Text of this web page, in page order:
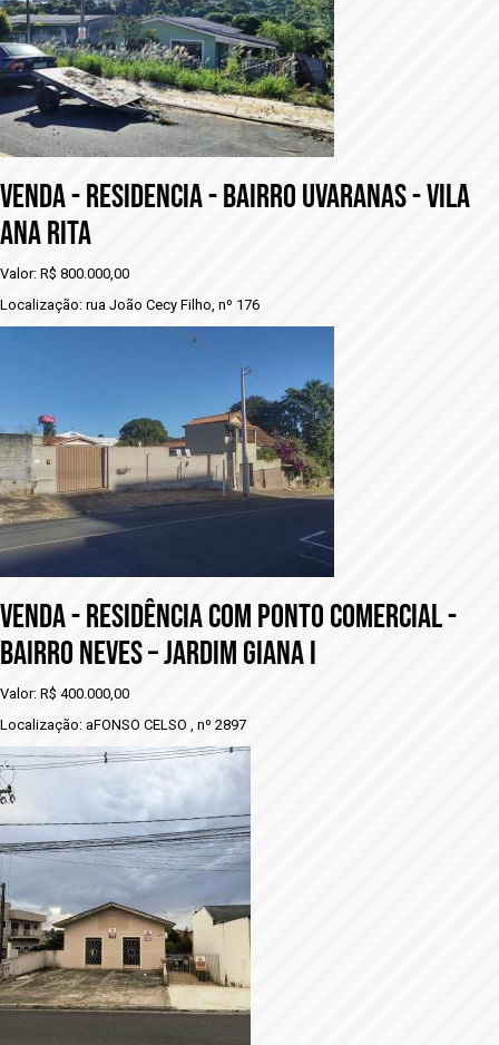
VENDA - RESIDENCIA - BAIRRO UVARANAS - VILA
ANA RITA
Valor: R$ 800.000,00
Localização: rua João Cecy Filho, nº 176
VENDA - RESIDÊNCIA COM PONTO COMERCIAL -
BAIRRO NEVES – JARDIM GIANA I
Valor: R$ 400.000,00
Localização: aFONSO CELSO , nº 2897